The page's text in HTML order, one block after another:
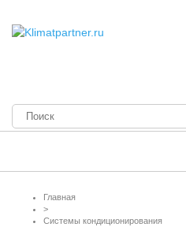
Главная
>
Системы кондиционирования